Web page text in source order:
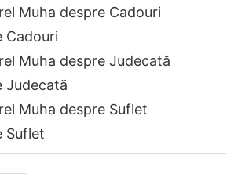
Muha despre Cadouri
Cadouri
Muha despre Judecată
Judecată
Muha despre Suflet
Suflet